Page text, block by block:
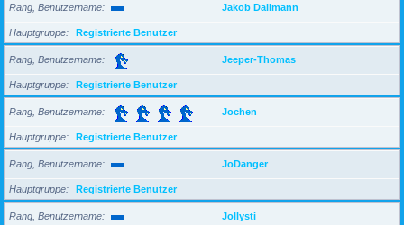
Rang, Benutzername Jakob Dallmann
Hauptgruppe Registrierte Benutzer
Rang, Benutzername Jeeper-Thomas
Hauptgruppe Registrierte Benutzer
Rang, Benutzername Jochen
Hauptgruppe Registrierte Benutzer
Rang, Benutzername JoDanger
Hauptgruppe Registrierte Benutzer
Rang, Benutzername Jollysti